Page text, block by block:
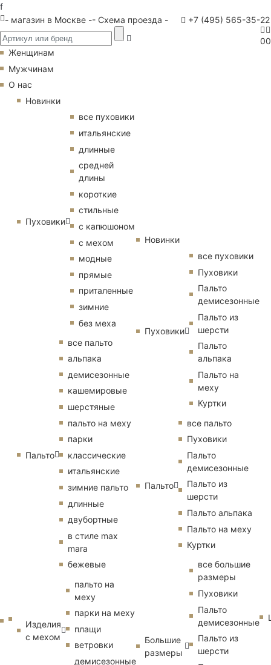
f
- магазин в Москве -- Схема проезда - +7 (495) 565-35-22
00
Женщинам
Мужчинам
О нас
Новинки
Пуховики
все пуховики
итальянские
длинные
средней
длины
короткие
стильные
с капюшоном
с мехом
модные
прямые
приталенные
зимние
без меха
Пальто
все пальто
альпака
демисезонные
кашемировые
шерстяные
пальто на меху
парки
классические
итальянские
зимние пальто
длинные
двубортные
в стиле max
mara
бежевые
Изделия
с мехом
пальто на
меху
парки на меху
плащи
ветровки
демисезонные
Новинки
Пуховики
все пуховики
Пуховики
Пальто
демисезонные
Пальто из
шерсти
Пальто
альпака
Пальто на
меху
Куртки
Пальто
все пальто
Пуховики
Пальто
демисезонные
Пальто из
шерсти
Пальто альпака
Пальто на меху
Куртки
Большие
размеры
все большие
размеры
Пуховики
Пальто
демисезонные
Пальто из
шерсти